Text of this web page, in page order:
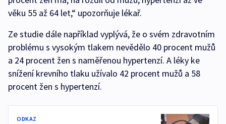
věku 55 až 64 let,“ upozorňuje lékař.
Ze studie dále například vyplývá, že o svém zdravotním
problému s vysokým tlakem nevědělo 40 procent mužů
a 24 procent žen s naměřenou hypertenzí. A léky ke
snížení krevního tlaku užívalo 42 procent mužů a 58
procent žen s hypertenzí.
ODKAZ